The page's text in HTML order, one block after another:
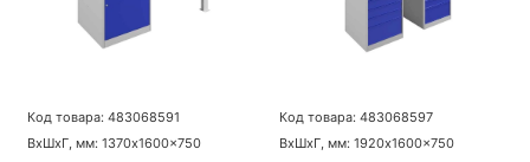
Код товара: 483068591
ВхШхГ, мм: 1370x1600x750
Код товара: 483068597
ВхШхГ, мм: 1920x1600x750